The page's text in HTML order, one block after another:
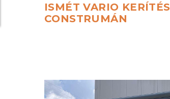
ISMÉT VARIO KERÍTÉS
CONSTRUMÁN